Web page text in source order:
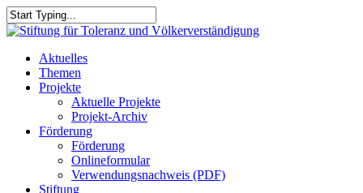
Skip
to
content
Close
search
Menu
Aktuelles
Themen
Projekte
Aktuelle Projekte
Projekt-Archiv
Förderung
Förderung
Onlineformular
Verwendungsnachweis (PDF)
Stiftung